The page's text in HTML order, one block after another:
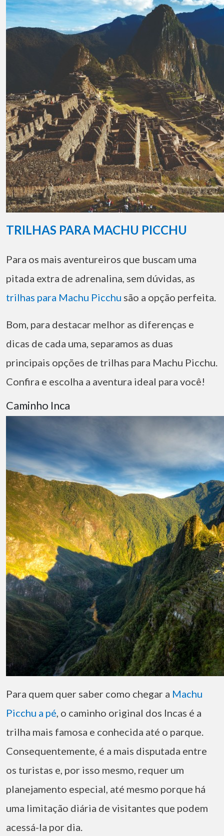
TRILHAS PARA MACHU PICCHU
Para os mais aventureiros que buscam uma
pitada extra de adrenalina, sem dúvidas, as
trilhas para Machu Picchu são a opção perfeita.
Bom, para destacar melhor as diferenças e
dicas de cada uma, separamos as duas
principais opções de trilhas para Machu Picchu.
Confira e escolha a aventura ideal para você!
Caminho Inca
Para quem quer saber como chegar a Machu
Picchu a pé, o caminho original dos Incas é a
trilha mais famosa e conhecida até o parque.
Consequentemente, é a mais disputada entre
os turistas e, por isso mesmo, requer um
planejamento especial, até mesmo porque há
uma limitação diária de visitantes que podem
acessá-la por dia.